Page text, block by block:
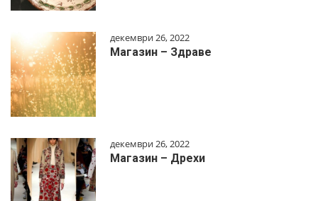
декември 26, 2022
Магазин – Здраве
декември 26, 2022
Магазин – Дрехи